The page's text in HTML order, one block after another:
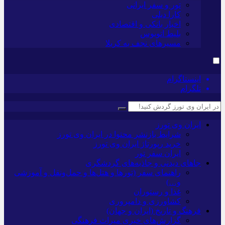
تور و سفر ایرانی
کارا دیلی
اخبار بانکی و اقتصادی
بلیط اتوبوس
مسیرهای نجف به کربلا
اینستاگرام
تلگرام
ایران وی تورز
شرایط بازنشر محتوا در ایران وی تورز
خرید رپورتاژ ایران وی تورز
ایران سفر تور
جاهای دیدنی و جاذبه‌های گردشگری
راهنمای سفر (تورها و هتل‌ها و حمل‌و‌نقل و آموزشی
و…)
غذا و رستوران
کشاورزی و دامپروری
فرهنگ و تاریخ (ایران و جهان)
گزارش‌های خبری میراث فرهنگی